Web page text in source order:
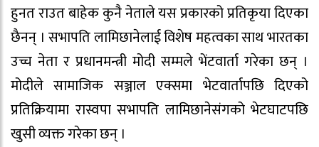
हुनत राउत बाहेक कुनै नेताले यस प्रकारको प्रतिकृया दिएका
छैनन् । सभापति लामिछानेलाई विशेष महत्वका साथ भारतका
उच्च नेता र प्रधानमन्त्री मोदी सम्मले भेंटवार्ता गरेका छन् ।
मोदीले सामाजिक सञ्जाल एक्समा भेटवार्तापछि दिएको
प्रतिक्रियामा रास्वपा सभापति लामिछानेसंगको भेटघाटपछि
खुसी व्यक्त गरेका छन् ।